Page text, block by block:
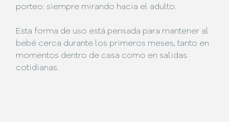
porteo: siempre mirando hacia el adulto.
Esta forma de uso está pensada para mantener al
bebé cerca durante los primeros meses, tanto en
momentos dentro de casa como en salidas
cotidianas.